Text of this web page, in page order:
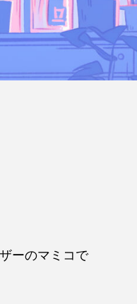
ーのマミコで